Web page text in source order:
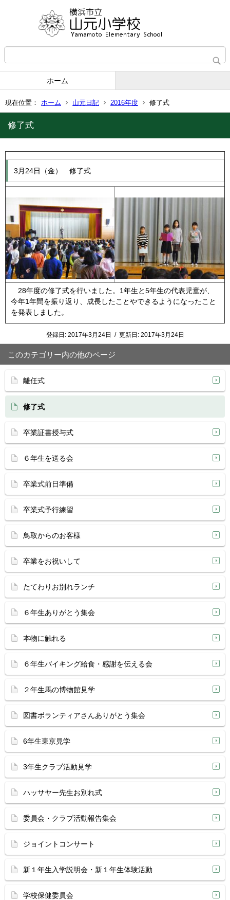
ホーム
現在位置： ホーム 山元日記 2016年度 修了式
修了式
3月24日（金） 修了式
28年度の修了式を行いました。1年生と5年生の代表児童が、
今年1年間を振り返り、成長したことやできるようになったこと
を発表しました。
登録日: 2017年3月24日 / 更新日: 2017年3月24日
このカテゴリー内の他のページ
離任式
修了式
卒業証書授与式
６年生を送る会
卒業式前日準備
卒業式予行練習
鳥取からのお客様
卒業をお祝いして
たてわりお別れランチ
６年生ありがとう集会
本物に触れる
６年生バイキング給食・感謝を伝える会
２年生馬の博物館見学
図書ボランティアさんありがとう集会
6年生東京見学
3年生クラブ活動見学
ハッサヤー先生お別れ式
委員会・クラブ活動報告集会
ジョイントコンサート
新１年生入学説明会・新１年生体験活動
学校保健委員会